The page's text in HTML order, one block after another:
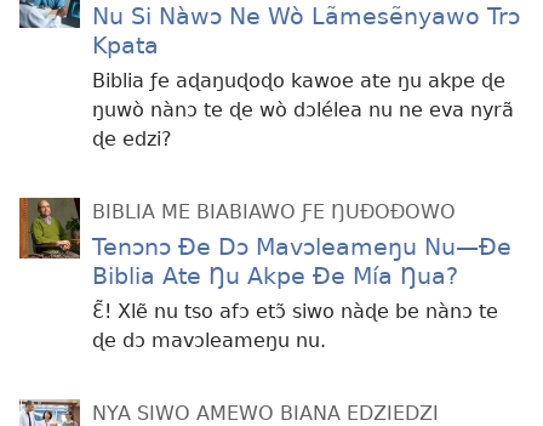
Nu Si Nàwɔ Ne Wò Lãmesẽnyawo Trɔ
Kpata
Biblia ƒe aɖaŋuɖoɖo kawoe ate ŋu akpe ɖe
ŋuwò nànɔ te ɖe wò dɔlélea nu ne eva nyrã
ɖe edzi?
BIBLIA ME BIABIAWO ƑE ŊUÐOÐOWO
Tenɔnɔ Ðe Dɔ Mavɔleameŋu Nu—Ðe
Biblia Ate Ŋu Akpe Ðe Mía Ŋua?
Ɛ̃! Xlẽ nu tso afɔ etɔ̃ siwo nàɖe be nànɔ te
ɖe dɔ mavɔleameŋu nu.
NYA SIWO AMEWO BIANA EDZIEDZI